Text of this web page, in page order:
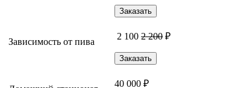
Заказать
Зависимость от пива
2 100 2 200 ₽
Заказать
40 000 ₽